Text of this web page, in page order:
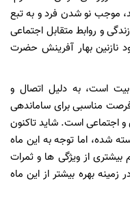
موجب نوشدن فردو بهتبع
زندگیو روابط متقابل اجتماعی
نازنین بهار آفرینش حضرت
بیت است، به دلیل اتصال و
مناسبی برای ساماندهی
واجتماعیاست. شایدتاکنون
شده، اما توجه به این ماه
بیشتری از ویژگی ها و ثمرات
زمینه بهره بیشتر از این ماه